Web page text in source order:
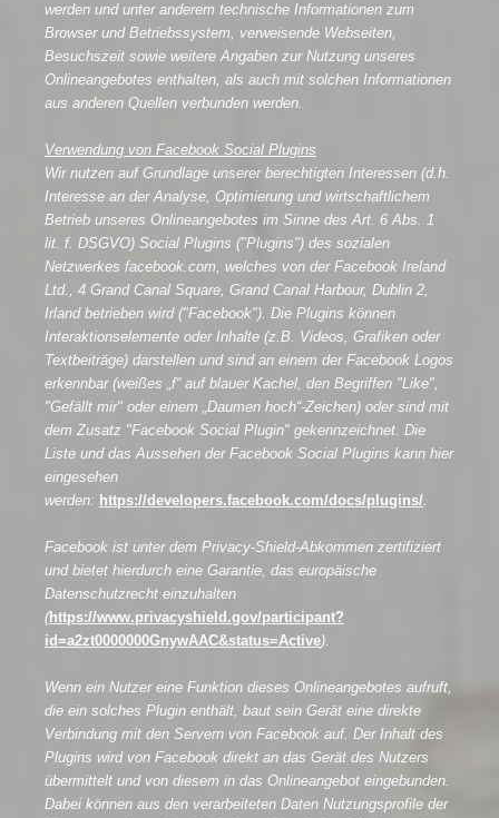
werden und unter anderem technische Informationen zum
Browser und Betriebssystem, verweisende Webseiten,
Besuchszeit sowie weitere Angaben zur Nutzung unseres
Onlineangebotes enthalten, als auch mit solchen Informationen
aus anderen Quellen verbunden werden.
Verwendung von Facebook Social Plugins
Wir nutzen auf Grundlage unserer berechtigten Interessen (d.h.
Interesse an der Analyse, Optimierung und wirtschaftlichem
Betrieb unseres Onlineangebotes im Sinne des Art. 6 Abs. 1
lit. f. DSGVO) Social Plugins ("Plugins") des sozialen
Netzwerkes facebook.com, welches von der Facebook Ireland
Ltd., 4 Grand Canal Square, Grand Canal Harbour, Dublin 2,
Irland betrieben wird ("Facebook"). Die Plugins können
Interaktionselemente oder Inhalte (z.B. Videos, Grafiken oder
Textbeiträge) darstellen und sind an einem der Facebook Logos
erkennbar (weißes „f“ auf blauer Kachel, den Begriffen "Like",
"Gefällt mir" oder einem „Daumen hoch“-Zeichen) oder sind mit
dem Zusatz "Facebook Social Plugin" gekennzeichnet. Die
Liste und das Aussehen der Facebook Social Plugins kann hier
eingesehen
werden: https://developers.facebook.com/docs/plugins/.
Facebook ist unter dem Privacy-Shield-Abkommen zertifiziert
und bietet hierdurch eine Garantie, das europäische
Datenschutzrecht einzuhalten
(https://www.privacyshield.gov/participant?
id=a2zt0000000GnywAAC&status=Active).
Wenn ein Nutzer eine Funktion dieses Onlineangebotes aufruft,
die ein solches Plugin enthält, baut sein Gerät eine direkte
Verbindung mit den Servern von Facebook auf. Der Inhalt des
Plugins wird von Facebook direkt an das Gerät des Nutzers
übermittelt und von diesem in das Onlineangebot eingebunden.
Dabei können aus den verarbeiteten Daten Nutzungsprofile der